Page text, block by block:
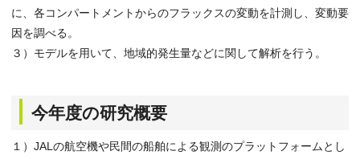
に、各コンパートメントからのフラックスの変動を計測し、変動要
因を調べる。
３）モデルを用いて、地域的発生量などに関して解析を行う。
今年度の研究概要
１）JALの航空機や民間の船舶による観測のプラットフォームとし